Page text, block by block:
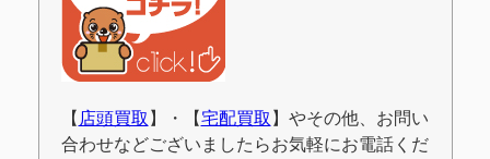
【 店頭買取 】・【宅配買取 】やその他、お問い
合わせなどございましたらお気軽にお電話くだ